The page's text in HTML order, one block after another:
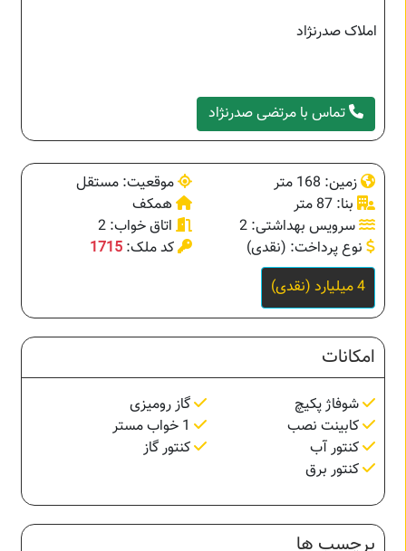
املاک صدرنژاد
تماس با مرتضی صدرنژاد
زمین: 168 متر
موقعیت: مستقل
بنا: 87 متر
همکف
سرویس بهداشتی: 2
اتاق خواب: 2
نوع پرداخت: (نقدی)
کد ملک: 1715
4 میلیارد (نقدی)
امکانات
شوفاژ پکیچ
گاز رومیزی
کابینت نصب
کنتور آب
کنتور گاز
کنتور برق
برچسب ها